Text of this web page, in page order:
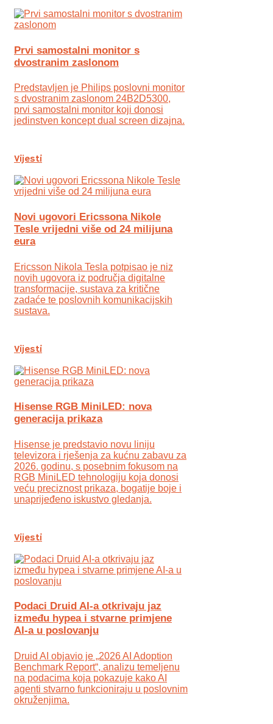
Prvi samostalni monitor s
dvostranim zaslonom
Predstavljen je Philips poslovni monitor
s dvostranim zaslonom 24B2D5300,
prvi samostalni monitor koji donosi
jedinstven koncept dual screen dizajna.
Vijesti
Novi ugovori Ericssona Nikole
Tesle vrijedni više od 24 milijuna
eura
Ericsson Nikola Tesla potpisao je niz
novih ugovora iz područja digitalne
transformacije, sustava za kritične
zadaće te poslovnih komunikacijskih
sustava.
Vijesti
Hisense RGB MiniLED: nova
generacija prikaza
Hisense je predstavio novu liniju
televizora i rješenja za kućnu zabavu za
2026. godinu, s posebnim fokusom na
RGB MiniLED tehnologiju koja donosi
veću preciznost prikaza, bogatije boje i
unaprijeđeno iskustvo gledanja.
Vijesti
Podaci Druid AI-a otkrivaju jaz
između hypea i stvarne primjene
AI-a u poslovanju
Druid AI objavio je „2026 AI Adoption
Benchmark Report“, analizu temeljenu
na podacima koja pokazuje kako AI
agenti stvarno funkcioniraju u poslovnim
okruženjima.